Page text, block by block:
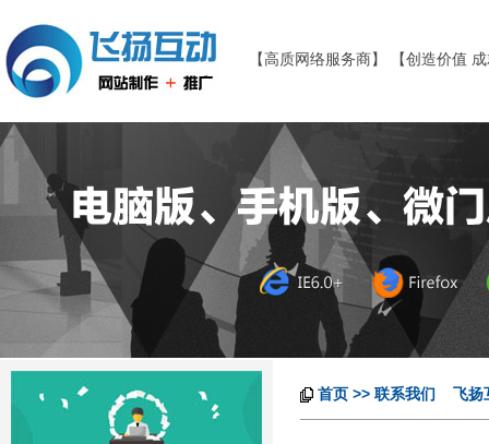
【高质网络服务商】 【创造价值
首页 >> 联系我们 飞扬